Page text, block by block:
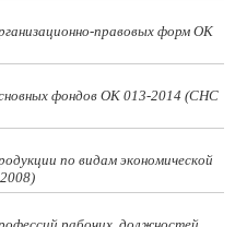
правовых форм ОК
фондов ОК 013-2014 (СНС
по видам экономической